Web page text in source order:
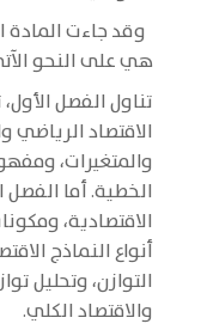
وقد جاءت المادة
هي على النحو
تناول الفصل
الاقتصاد الرياضي
والمتغيرات،
الخطية. أما
الاقتصادية،
أنواع النماذج
التوازن، وتحليل
والاقتصاد الكلي.